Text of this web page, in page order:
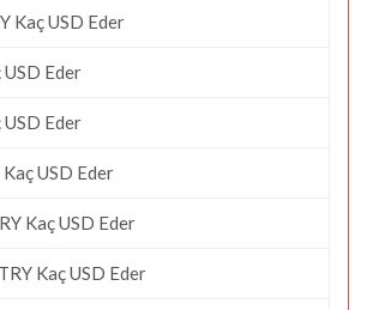
Kaç USD Eder
Eder
Eder
USD Eder
Kaç USD Eder
Kaç USD Eder